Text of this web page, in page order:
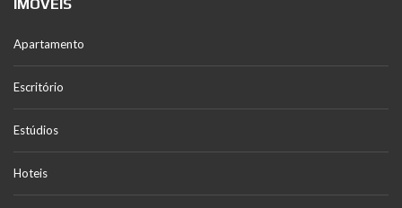
IMÓVEIS
Apartamento
Escritório
Estúdios
Hoteis